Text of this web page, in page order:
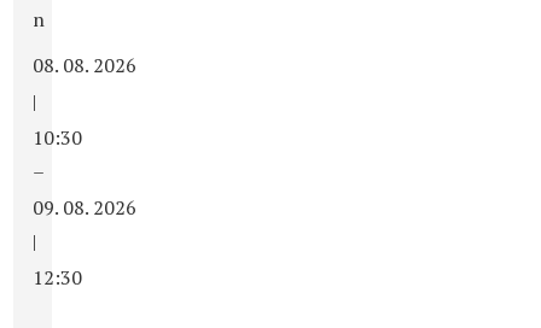
n
08. 08. 2026
|
10:30
–
09. 08. 2026
|
12:30